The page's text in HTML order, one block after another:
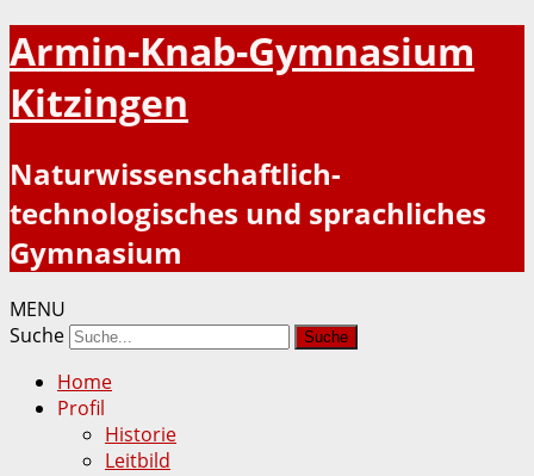
Armin-Knab-Gymnasium
Kitzingen
Naturwissenschaftlich-
technologisches und sprachliches
Gymnasium
MENU
Suche
Home
Profil
Historie
Leitbild